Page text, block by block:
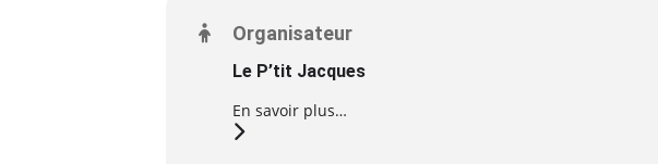
Organisateur
Le P’tit Jacques
En savoir plus…